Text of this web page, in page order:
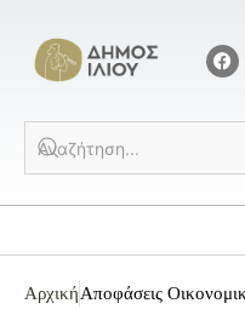
ΑρχικήΑποφάσεις